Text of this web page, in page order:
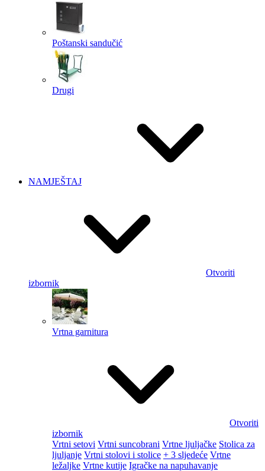
Poštanski sandučić
Drugi
NAMJEŠTAJ
Otvoriti
izbornik
Vrtna garnitura
Otvoriti
izbornik
Vrtni setovi Vrtni suncobrani Vrtne ljuljačke Stolica za
ljuljanje Vrtni stolovi i stolice + 3 sljedeće Vrtne
ležaljke Vrtne kutije Igračke na napuhavanje